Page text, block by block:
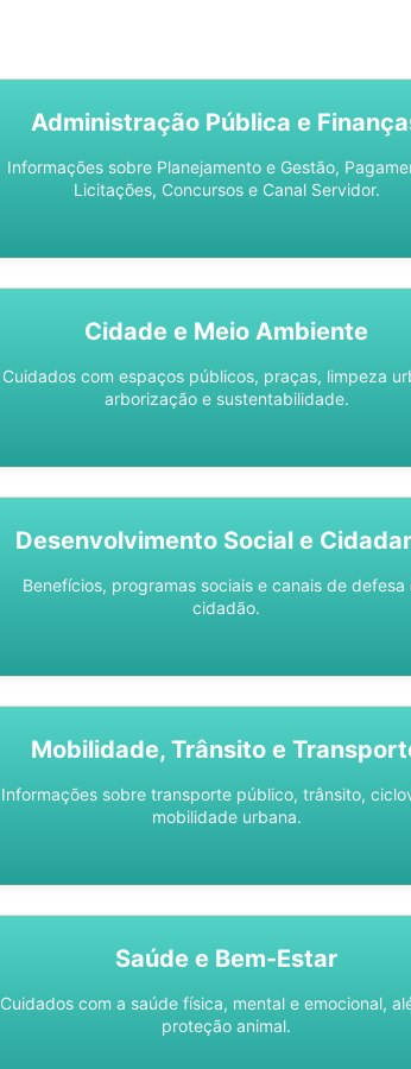
Administração Pública e
Informações sobre Planejamento e Gestão,
Licitações, Concursos e Canal Servidor.
Cidade e Meio Ambiente
Cuidados com espaços públicos, praças, limpeza
arborização e sustentabilidade.
Desenvolvimento Social e
Benefícios, programas sociais e canais de defesa
cidadão.
Mobilidade, Trânsito e
Informações sobre transporte público, trânsito,
mobilidade urbana.
Saúde e Bem-Estar
Cuidados com a saúde física, mental e emocional,
proteção animal.